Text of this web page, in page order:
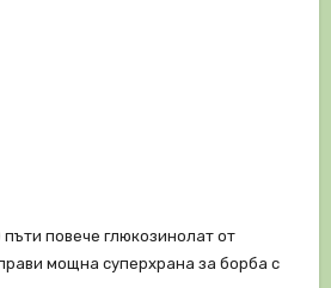
повече глюкозинолат от
мощна суперхрана за борба с